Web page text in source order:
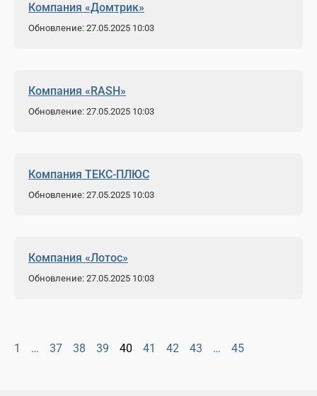
Компания «Домтрик»
Обновление: 27.05.2025 10:03
Компания «RASH»
Обновление: 27.05.2025 10:03
Компания ТЕКС-ПЛЮС
Обновление: 27.05.2025 10:03
Компания «Лотос»
Обновление: 27.05.2025 10:03
1 … 37 38 39 40 41 42 43 … 45